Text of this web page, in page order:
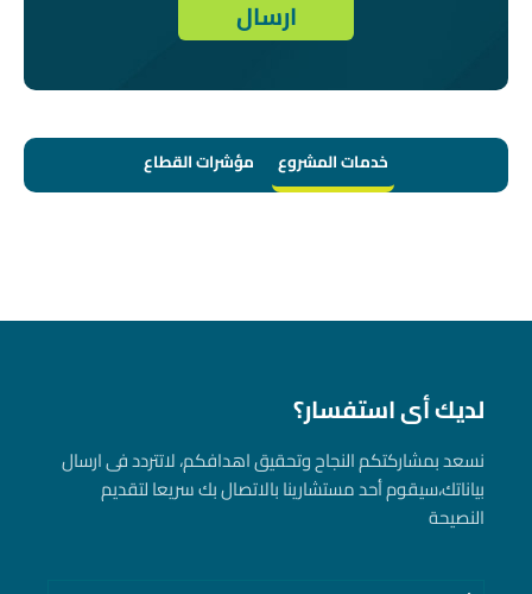
خدمات المشروع مؤشرات القطاع
لديك أى استفسار؟
نسعد بمشاركتكم النجاح وتحقيق اهدافكم، لاتتردد فى ارسال
بياناتك، سيقوم أحد مستشارينا بالاتصال بك سريعا لتقديم
النصيحة